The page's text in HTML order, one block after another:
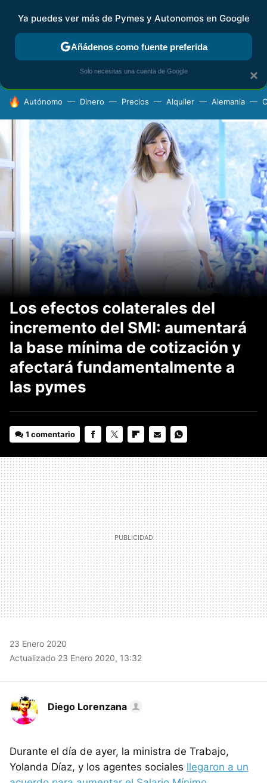
FISCALIDAD Y CONTABILIDAD KIT DIGITAL RENTA
HOY SE HABLA DE
Autónomo Dinero Precios Alquiler Alemania
Los efectos colaterales del
incremento del SMI: aumentará
la base mínima de cotización y
afectará fundamentalmente a
las pymes
1 comentario
MAIL
23 Enero 2020
Actualizado 23 Enero 2020, 13:32
Diego Lorenzana
Durante el día de ayer, la ministra de Trabajo,
Yolanda Díaz, y los agentes sociales llegaron a un
×
Ya puedes ver más de Pymes y Autonomos en Google
Añádenos como fuente preferida
Solo necesitas una cuenta de Google